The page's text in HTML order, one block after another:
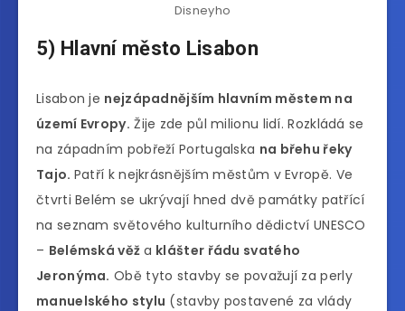
Disneyho
5) Hlavní město Lisabon
Lisabon je nejzápadnějším hlavním městem na
území Evropy. Žije zde půl milionu lidí. Rozkládá se
na západním pobřeží Portugalska na břehu řeky
Tajo. Patří k nejkrásnějším městům v Evropě. Ve
čtvrti Belém se ukrývají hned dvě památky patřící
na seznam světového kulturního dědictví UNESCO
– Belémská věž a klášter řádu svatého
Jeronýma. Obě tyto stavby se považují za perly
manuelského stylu (stavby postavené za vlády